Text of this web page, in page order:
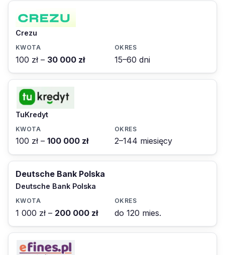
Crezu
100 zł – 30 000 zł 15–60 dni
TuKredyt
100 zł – 100 000 zł 2–144 miesięcy
Deutsche Bank Polska
Deutsche Bank Polska
1 000 zł – 200 000 zł do 120 mies.